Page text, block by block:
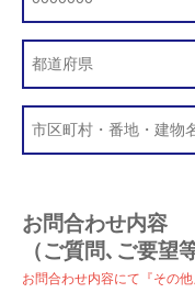
お問合わせ内容
（ご質問､ご要望等
お問合わせ内容にて『その